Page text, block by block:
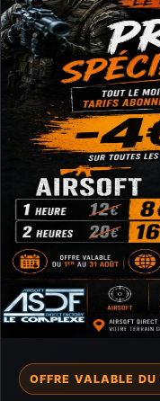
OFFRE VALABLE